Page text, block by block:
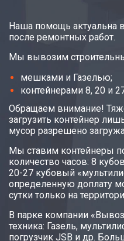
Наша помощь актуальна
после ремонтных работ.
Мы вывозим
мешками и Газелью;
контейнерами 8, 20 и
Обращаем внимание!
загрузить контейнер
мусор разрешено
Мы ставим контейнеры
количество часов: 8
20-27 кубовый
определенную доплату
сутки только на
В парке компании
техника: Газель,
погрузчик JSB и др.